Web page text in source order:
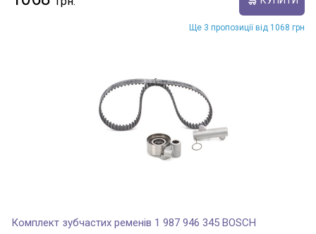
Ще 3 пропозиції від 1068 грн
Комплект зубчастих ременів 1 987 946 345 BOSCH